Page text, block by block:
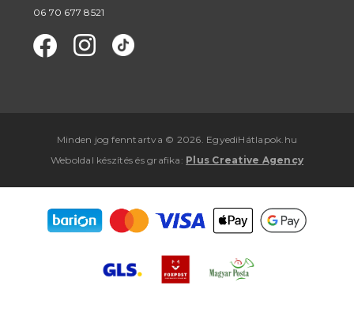
06 70 677 8521
Minden jog fenntartva © 2026. EgyediHátlapok.hu
Weboldal készítés ésgrafika : Plus Creative Agency